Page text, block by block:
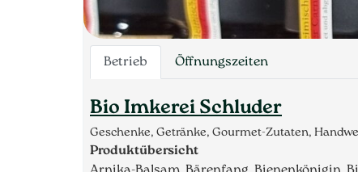
Betrieb Öffnungszeiten
Bio Imkerei Schluder
Geschenke, Getränke, Gourmet-Zutaten,
Produktübersicht